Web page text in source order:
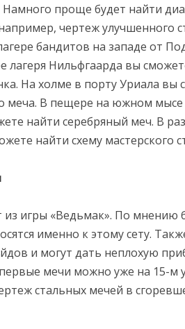
проще будет найти
чертеж улучшенного
бандитов на западе от
лагеря Нильфгаарда вы
На холме в порту Уриала
меча. В пещере на южном мысе
найти серебряный меч. В
найти схему мастерского
из игры «Ведьмак». По мнению
именно к этому сету.
и могут дать неплохую
мечи можно уже на 15-
стальных мечей в